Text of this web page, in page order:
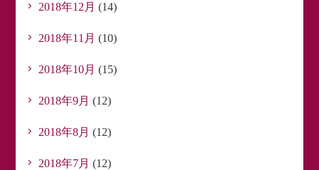
2018年12月 (14)
2018年11月 (10)
2018年10月 (15)
2018年9月 (12)
2018年8月 (12)
2018年7月 (12)